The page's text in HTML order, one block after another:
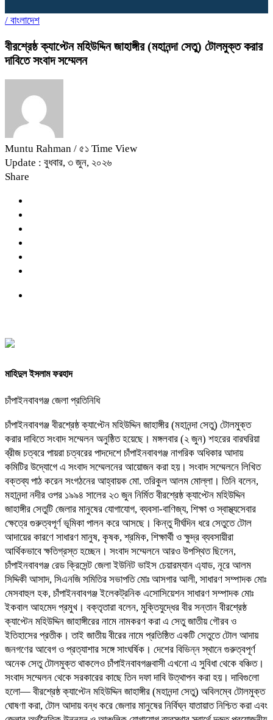
/ বাংলাদেশ
বীরশ্রেষ্ঠ ক্যাপ্টেন মহিউদ্দিন জাহাঙ্গীর (মহানন্দা সেতু) টোলমুক্ত করার
দাবিতে সংবাদ সম্মেলন
Muntu Rahman / ৫১ Time View
Update : বুধবার, ৩ জুন, ২০২৬
Share
মাহিদুল ইসলাম ফরহাদ
চাঁপাইনবাবগঞ্জ জেলা প্রতিনিধি
চাঁপাইনবাবগঞ্জ বীরশ্রেষ্ঠ ক্যাপ্টেন মহিউদ্দিন জাহাঙ্গীর (মহানন্দা সেতু) টোলমুক্ত
করার দাবিতে সংবাদ সম্মেলন অনুষ্ঠিত হয়েছে। মঙ্গলবার (২ জুন) শহরের বারঘরিয়া
ব্রীজ চত্বরে পায়রা চত্বরের পাদদেশে চাঁপাইনবাবগঞ্জ নাগরিক অধিকার আদায়
কমিটির উদ্যোগে এ সংবাদ সম্মেলনের আয়োজন করা হয়। সংবাদ সম্মেলনে লিখিত
বক্তব্য পাঠ করেন সংগঠনের আহ্বায়ক মো. তরিকুল আলম মোল্লা। তিনি বলেন,
মহানন্দা নদীর ওপর ১৯৯৪ সালের ২৩ জুন নির্মিত বীরশ্রেষ্ঠ ক্যাপ্টেন মহিউদ্দিন
জাহাঙ্গীর সেতুটি জেলার মানুষের যোগাযোগ, ব্যবসা-বাণিজ্য, শিক্ষা ও স্বাস্থ্যসেবার
ক্ষেত্রে গুরুত্বপূর্ণ ভূমিকা পালন করে আসছে। কিন্তু দীর্ঘদিন ধরে সেতুতে টোল
আদায়ের কারণে সাধারণ মানুষ, কৃষক, শ্রমিক, শিক্ষার্থী ও ক্ষুদ্র ব্যবসায়ীরা
আর্থিকভাবে ক্ষতিগ্রস্ত হচ্ছেন। সংবাদ সম্মেলনে আরও উপস্থিত ছিলেন,
চাঁপাইনবাবগঞ্জ রেড ক্রিসেন্ট জেলা ইউনিট ভাইস চেয়ারম্যান এ্যাড, নূরে আলম
সিদ্দিকী আসাদ, সিএনজি সমিতির সভাপতি মোঃ আসগার আলী, সাধারণ সম্পাদক মোঃ
মেসবাহুল হক, চাঁপাইনবাবগঞ্জ ইলেকট্রনিক এসোসিয়েশন সাধারণ সম্পাদক মোঃ
ইকবাল আহমেদ প্রমুখ। বক্তৃতারা বলেন, মুক্তিযুদ্ধের বীর সন্তান বীরশ্রেষ্ঠ
ক্যাপ্টেন মহিউদ্দিন জাহাঙ্গীরের নামে নামকরণ করা এ সেতু জাতীয় গৌরব ও
ইতিহাসের প্রতীক। তাই জাতীয় বীরের নামে প্রতিষ্ঠিত একটি সেতুতে টোল আদায়
জনগণের আবেগ ও প্রত্যাশার সঙ্গে সাংঘর্ষিক। দেশের বিভিন্ন স্থানে গুরুত্বপূর্ণ
অনেক সেতু টোলমুক্ত থাকলেও চাঁপাইনবাবগঞ্জবাসী এখনো এ সুবিধা থেকে বঞ্চিত।
সংবাদ সম্মেলন থেকে সরকারের কাছে তিন দফা দাবি উত্থাপন করা হয়। দাবিগুলো
হলো— বীরশ্রেষ্ঠ ক্যাপ্টেন মহিউদ্দিন জাহাঙ্গীর (মহানন্দা সেতু) অবিলম্বে টোলমুক্ত
ঘোষণা করা, টোল আদায় বন্ধ করে জেলার মানুষের নির্বিঘ্ন যাতায়াত নিশ্চিত করা এবং